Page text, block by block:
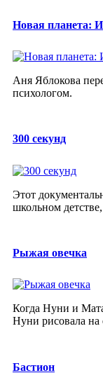
Новая планета:
Аня Яблокова
психологом.
300 секунд
Этот
школьном
Рыжая овечка
Когда Нуни и
Нуни рисовала на
Бастион